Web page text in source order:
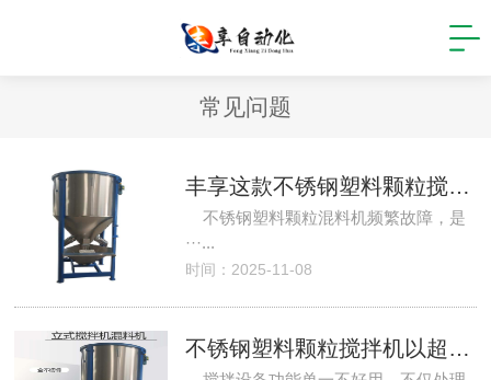
常见问题
丰享这款不锈钢塑料颗粒搅拌机为您解决频繁故障，频繁面临停机维修、生产中断的闹心情况
不锈钢塑料颗粒混料机频繁故障，是
···...
时间：2025-11-08
不锈钢塑料颗粒搅拌机以超全功能和定制化服务，成为生产中的全能助手